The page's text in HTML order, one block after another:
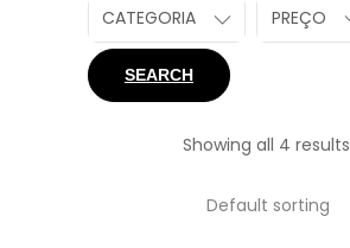
CATEGORIA PREÇO
SEARCH
Showing all 4 results
Default sorting